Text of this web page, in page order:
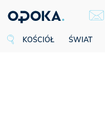
KOŚCIÓŁ ŚWIAT